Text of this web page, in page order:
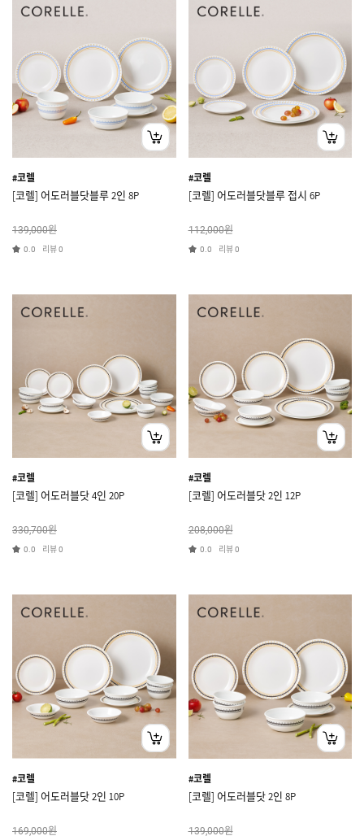
#코렐
[코렐] 어도러블닷블루 2인 8P
139,000원
0.0 리뷰0
#코렐
[코렐] 어도러블닷블루 접시 6P
112,000원
0.0 리뷰0
#코렐
[코렐] 어도러블닷 4인 20P
330,700원
0.0 리뷰0
#코렐
[코렐] 어도러블닷 2인 12P
208,000원
0.0 리뷰0
#코렐
[코렐] 어도러블닷 2인 10P
169,000원
#코렐
[코렐] 어도러블닷 2인 8P
139,000원